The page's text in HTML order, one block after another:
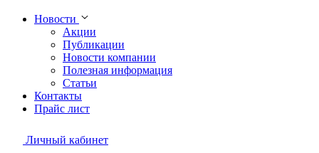
Новости
Акции
Публикации
Новости компании
Полезная информация
Статьи
Контакты
Прайс лист
Личный кабинет